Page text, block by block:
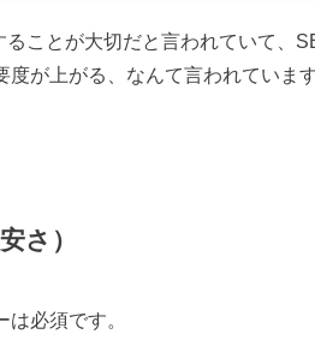
ことが大切だと言われていて、
が上がる、なんて言われています
さ）
必須です。